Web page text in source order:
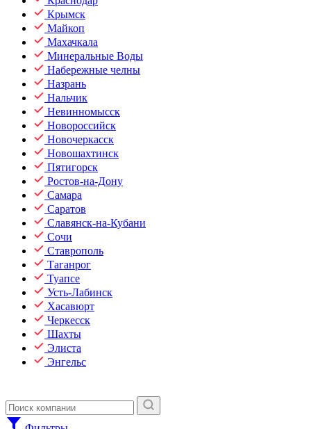
Крымск
Майкоп
Махачкала
Минеральные Воды
Набережные челны
Назрань
Нальчик
Невинномысск
Новороссийск
Новочеркасск
Новошахтинск
Пятигорск
Ростов-на-Дону
Самара
Саратов
Славянск-на-Кубани
Сочи
Ставрополь
Таганрог
Туапсе
Усть-Лабинск
Хасавюрт
Черкесск
Шахты
Элиста
Энгельс